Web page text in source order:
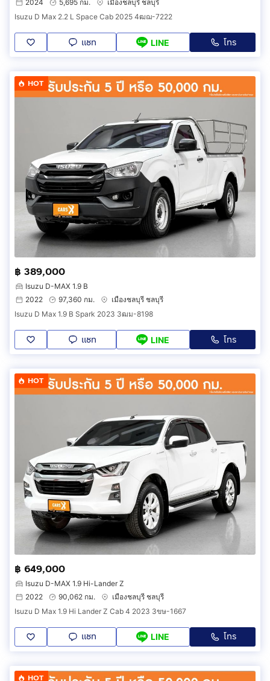
2024
5,695 กม.
เมืองชลบุรี ชลบุรี
Isuzu D Max 2.2 L Space Cab 2025 4ฒฌ-7222
แชท LINE โทร
HOT
฿ 389,000
Isuzu D-MAX 1.9 B
2022
97,360 กม.
เมืองชลบุรี ชลบุรี
Isuzu D Max 1.9 B Spark 2023 3ฒม-8198
แชท LINE โทร
HOT
฿ 649,000
Isuzu D-MAX 1.9 Hi-Lander Z
2022
90,062 กม.
เมืองชลบุรี ชลบุรี
Isuzu D Max 1.9 Hi Lander Z Cab 4 2023 3ขษ-1667
แชท LINE โทร
HOT